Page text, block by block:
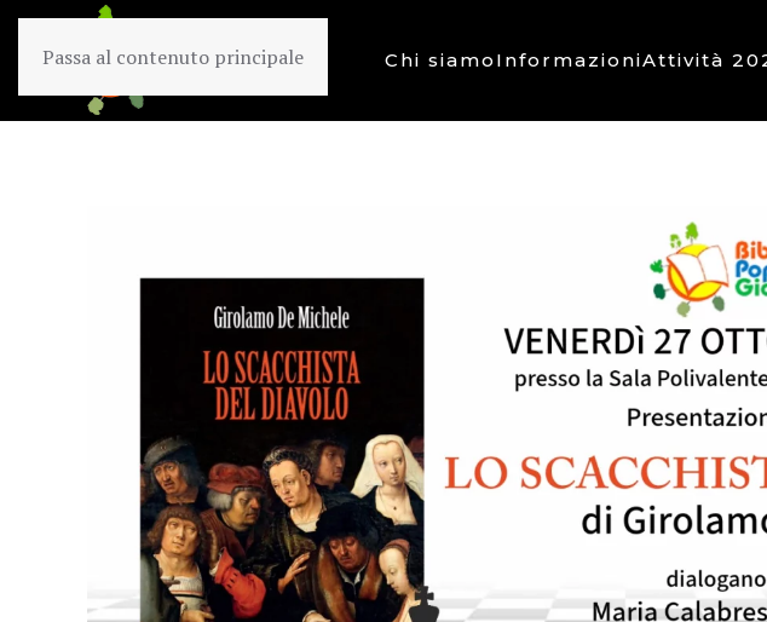
Passa al contenuto principale Chi siamo InformazioniAttività